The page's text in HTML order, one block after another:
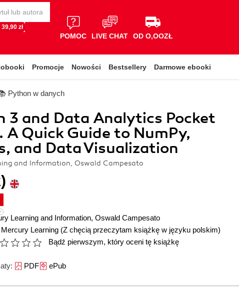
zł
POMOC LIVE CHAT OD O,OOZŁ
Promocje Nowości Bestsellery Darmowe ebooki
Python w danych
3 and Data Analytics Pocket
A Quick Guide to NumPy,
and Data Visualization
and Information, Oswald Campesato
Learning and Information, Oswald Campesato
Mercury Learning (Z chęcią przeczytam książkę w języku polskim)
Bądź pierwszym, który oceni tę książkę
PDFePub